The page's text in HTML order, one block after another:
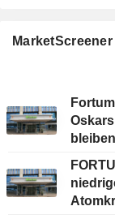
FORTUM: HY-26 : Q2